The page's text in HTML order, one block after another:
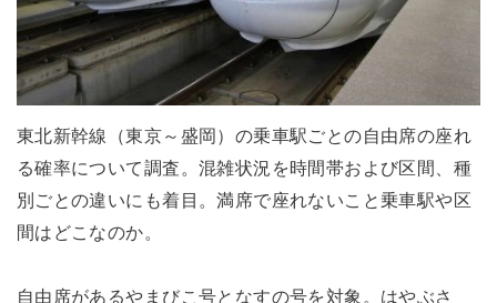
東北新幹線（東京～盛岡）の乗車駅ごとの自由席の座れ
る確率について調査。混雑状況を時間帯および区間、種
別ごとの違いにも着目。満席で座れないこと乗車駅や区
間はどこなのか。
自由席があるやまびこ号となすの号を対象。はやぶさ